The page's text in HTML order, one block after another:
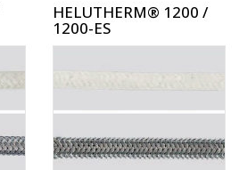
HELUTHERM® 1200 /
1200-ES